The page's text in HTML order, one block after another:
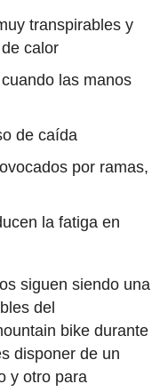
transpirables y
calor
las manos
de caída
por ramas,
la fatiga en
siguen siendo una
del
bike durante
disponer de un
y otro para